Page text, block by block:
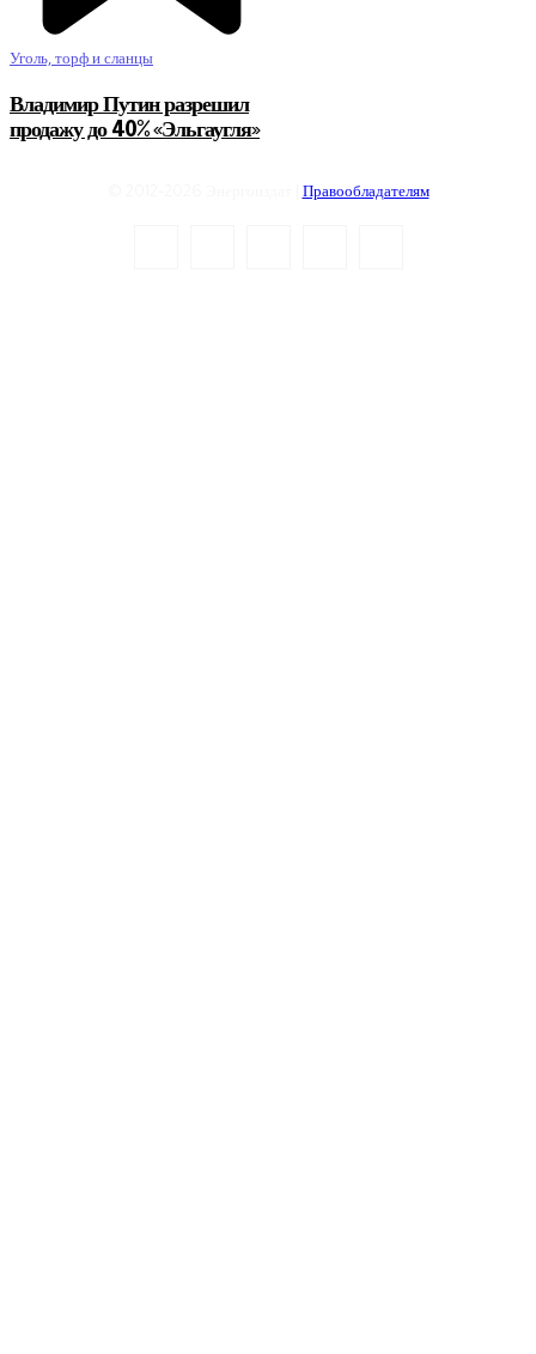
Уголь, торф и сланцы
Владимир Путин разрешил
продажу до 40% «Эльгаугля»
Правообладателям